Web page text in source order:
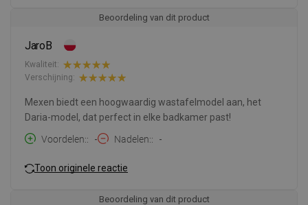
Beoordeling van dit product
JaroB
Kwaliteit:
Verschijning:
Mexen biedt een hoogwaardig wastafelmodel aan, het
Daria-model, dat perfect in elke badkamer past!
Voordelen:
- Nadelen: -
Toon originele reactie
Beoordeling van dit product